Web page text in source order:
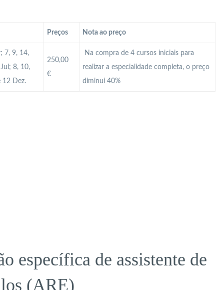
Preços Nota ao preço
7, 9, 14,
8, 10,
12 Dez.
250,00
€
Na compra de 4 cursos iniciais para
realizar a especialidade completa, o preço
diminui 40%
específica de assistente de
(ARE)